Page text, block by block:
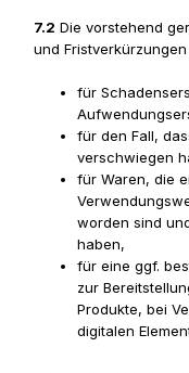
7.2 Die vorstehend
und
für
für den Fall,
verschwiegen
für Waren, die
worden sind
haben,
für eine ggf.
zur
Produkte, bei
digitalen